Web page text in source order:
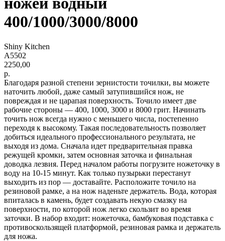
400/1000/3000/8000
Shiny Kitchen
A5502
2250,00
р.
Благодаря разной степени зернистости точилки, вы можете
наточить любой, даже самый затупившийся нож, не
повреждая и не царапая поверхность. Точило имеет две
рабочие стороны — 400, 1000, 3000 и 8000 грит. Начинать
точить нож всегда нужно с меньшего числа, постепенно
переходя к высокому. Такая последовательность позволяет
добиться идеального профессионального результата, не
выходя из дома. Сначала идет предварительная правка
режущей кромки, затем основная заточка и финальная
доводка лезвия. Перед началом работы погрузите ножеточку в
воду на 10-15 минут. Как только пузырьки перестанут
выходить из пор — доставайте. Расположите точило на
резиновой рамке, а на нож наденьте держатель. Вода, которая
впиталась в камень, будет создавать некую смазку на
поверхности, по которой нож легко скользит во время
заточки. В набор входит: ножеточка, бамбуковая подставка с
противоскользящей платформой, резиновая рамка и держатель
для ножа.